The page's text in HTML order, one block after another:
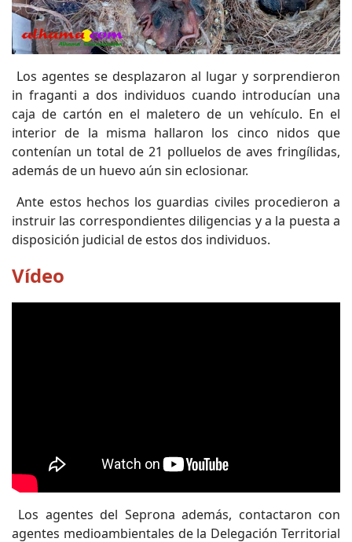
Los agentes se desplazaron al lugar y sorprendieron
in fraganti a dos individuos cuando introducían una
caja de cartón en el maletero de un vehículo. En el
interior de la misma hallaron los cinco nidos que
contenían un total de 21 polluelos de aves fringílidas,
además de un huevo aún sin eclosionar.
Ante estos hechos los guardias civiles procedieron a
instruir las correspondientes diligencias y a la puesta a
disposición judicial de estos dos individuos.
Vídeo
Los agentes del Seprona además, contactaron con
agentes medioambientales de la Delegación Territorial